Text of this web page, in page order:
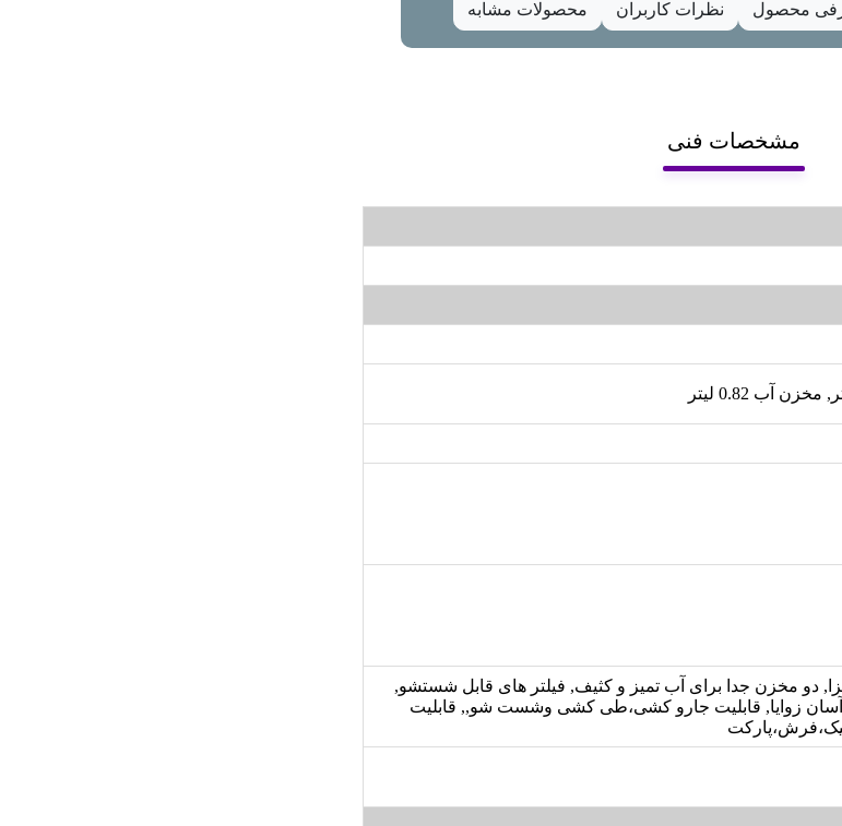
محصول نظرات کاربران محصولات مشابه
مشخصات فنی
دو مخزن جدا برای آب تمیز و کثیف, فیلتر های قابل شستشو,
زوایا, قابلیت جارو کشی،طی کشی وشست شو,, قابلیت